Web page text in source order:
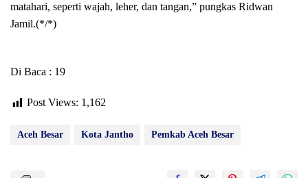
matahari, seperti wajah, leher, dan tangan,” pungkas Ridwan
Jamil.(*/*)
Di Baca : 19
Post Views: 1,162
Aceh Besar Kota Jantho Pemkab Aceh Besar